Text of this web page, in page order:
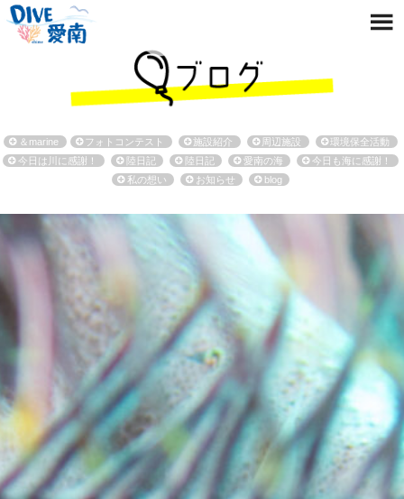
＆marine フォトコンテスト 施設紹介 周辺施設
環境保全活動
今日は川に感謝！
陸日記 陸日記 愛南の海
今日も海に感謝！
私の想い
お知らせ blog